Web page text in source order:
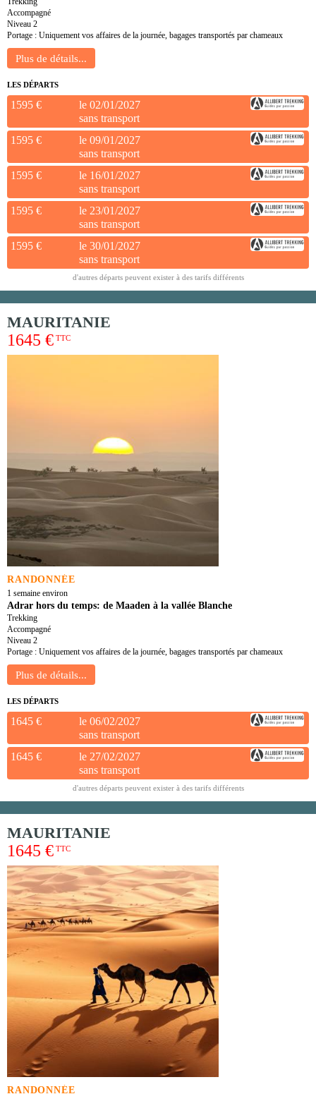
Accompagné
Niveau 2
Portage : Uniquement vos affaires de la journée, bagages transportés par chameaux
LES DÉPARTS
1595 €
le 02/01/2027
sans transport
1595 €
le 09/01/2027
sans transport
1595 €
le 16/01/2027
sans transport
1595 €
le 23/01/2027
sans transport
1595 €
le 30/01/2027
sans transport
d'autres départs peuvent exister à des tarifs différents
MAURITANIE
1645 € TTC
RANDONNÉE
1 semaine environ
Adrar hors du temps: de Maaden à la vallée Blanche
Trekking
Accompagné
Niveau 2
Portage : Uniquement vos affaires de la journée, bagages transportés par chameaux
LES DÉPARTS
1645 €
le 06/02/2027
sans transport
1645 €
le 27/02/2027
sans transport
d'autres départs peuvent exister à des tarifs différents
MAURITANIE
1645 € TTC
RANDONNÉE